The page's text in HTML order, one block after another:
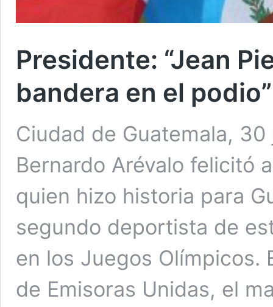
Presidente: “Jean
bandera en el podio”
Ciudad de Guatemala,
Bernardo Arévalo felicitó
quien hizo historia para
segundo deportista de
en los Juegos Olímpicos.
de Emisoras Unidas, el